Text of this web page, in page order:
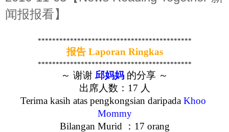
闻报报看】
*******************************************
报告 Laporan Ringkas
*******************************************
～ 谢谢 邱妈妈 的分享 ～
出席人数：17 人
Terima kasih atas pengkongsian daripada Khoo
Mommy
Bilangan Murid ：17 orang